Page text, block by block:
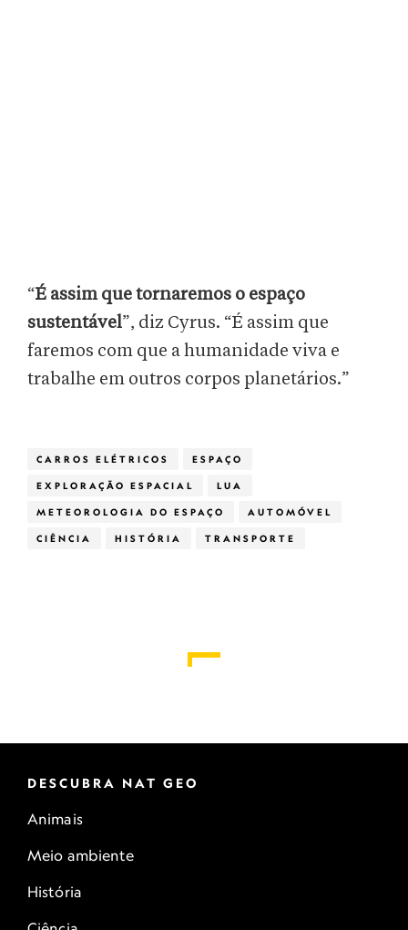
“É assim que tornaremos o espaço
sustentável”, diz Cyrus. “É assim que
faremos com que a humanidade viva e
trabalhe em outros corpos planetários.”
CARROS ELÉTRICOS ESPAÇO
EXPLORAÇÃO ESPACIAL LUA
METEOROLOGIA DO ESPAÇO AUTOMÓVEL
CIÊNCIA HISTÓRIA TRANSPORTE
DESCUBRA NAT GEO
Animais
Meio ambiente
História